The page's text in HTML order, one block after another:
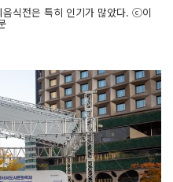
식전은 특히 인기가 많았다. ⓒ이